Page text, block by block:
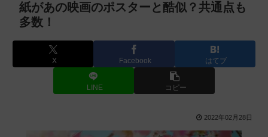
紙があの映画のポスターと酷似？共通点も
多数！
X Facebook はてブ
LINE コピー
2022年02月28日